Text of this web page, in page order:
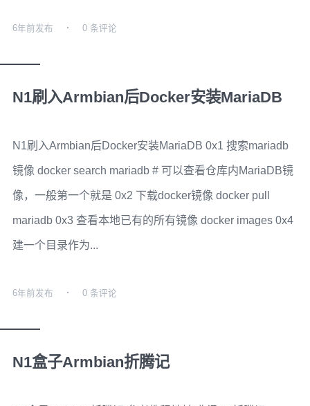
6年前发布 0 条评论
N1刷入Armbian后Docker安装MariaDB
N1刷入Armbian后Docker安装MariaDB 0x1 搜索mariadb
镜像 docker search mariadb # 可以查看仓库内MariaDB镜
像，一般第一个就是 0x2 下载docker镜像 docker pull
mariadb 0x3 查看本地已有的所有镜像 docker images 0x4
建一个目录作为...
6年前发布 0 条评论
N1盒子Armbian折腾记